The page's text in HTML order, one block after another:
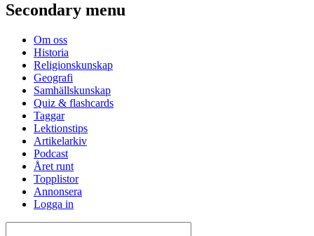
Secondary menu
Om oss
Historia
Religionskunskap
Geografi
Samhällskunskap
Quiz & flashcards
Taggar
Lektionstips
Artikelarkiv
Podcast
Året runt
Topplistor
Annonsera
Logga in